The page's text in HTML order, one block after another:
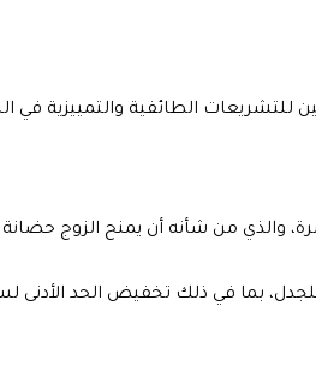
الطائفية والتمييزية في
والذي من شأنه أن يمنح الزوج
للجدل، بما في ذلك تخفيض الحد